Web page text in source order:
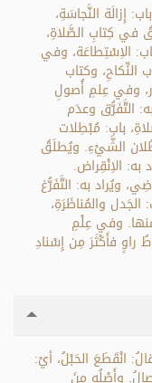
إِزالَة النَّجاسَةِ،
في كِتابِ الصَّلاةِ،
الاِسْتِطاعَة، وفي
النِّكاحِ، وكتاب
وفي عِلمِ أُصولِ
التَّفَرُّق وعدَم
باب: مُبْطِلات
بُطْلان الشَّيْءِ. ويُطلَقُ
الاِنْقِراض.
ويُراد به: التَّفَرُّغ
والمُناظَرَةِ،
وفي عِلْمِ
راوٍ فأَكْثَرَ مِن إِسْنادِ
انْقَطَعَ الحَبْلُ، أيْ:
وأَصْلُه مِنَ